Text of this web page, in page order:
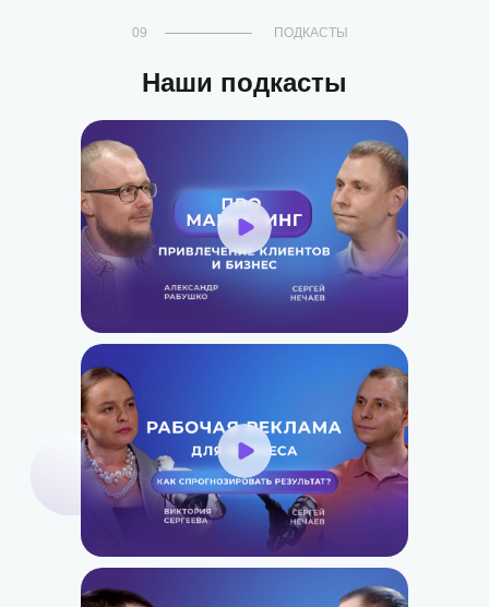
09 ПОДКАСТЫ
Наши подкасты